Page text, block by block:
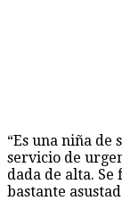
“Es una niña de
servicio de
dada de alta.
bastante